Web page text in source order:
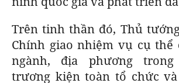
Trên tinh thần đó, Thủ
Chính giao nhiệm vụ cụ thể
ngành, địa phương
trương kiện toàn tổ chức